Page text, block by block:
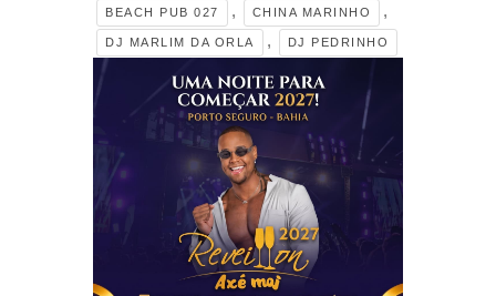
BEACH PUB 027 , CHINA MARINHO ,
DJ MARLIM DA ORLA , DJ PEDRINHO